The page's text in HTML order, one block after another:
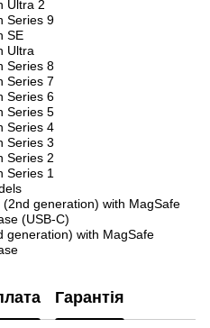
Ultra 2
Series 9
SE
Ultra
Series 8
Series 7
Series 6
Series 5
Series 4
Series 3
Series 2
Series 1
(2nd generation) with MagSafe
(USB-C)
generation) with MagSafe
Гарантія